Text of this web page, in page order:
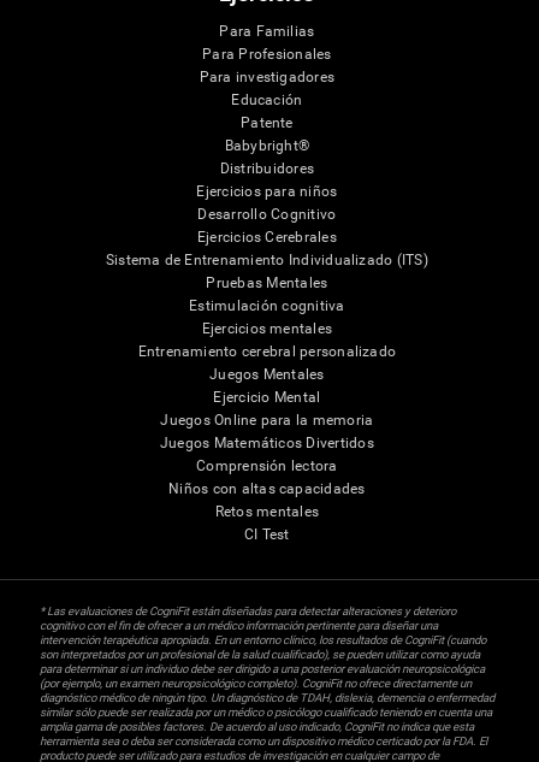
Para Familias
Para Profesionales
Para investigadores
Educación
Patente
Babybright®
Distribuidores
Ejercicios para niños
Desarrollo Cognitivo
Ejercicios Cerebrales
Sistema de Entrenamiento Individualizado (ITS)
Pruebas Mentales
Estimulación cognitiva
Ejercicios mentales
Entrenamiento cerebral personalizado
Juegos Mentales
Ejercicio Mental
Juegos Online para la memoria
Juegos Matemáticos Divertidos
Comprensión lectora
Niños con altas capacidades
Retos mentales
CI Test
* Las evaluaciones de CogniFit están diseñadas para detectar alteraciones y deterioro
cognitivo con el fin de ofrecer a un médico información pertinente para diseñar una
intervención terapéutica apropiada. En un entorno clínico, los resultados de CogniFit (cuando
son interpretados por un profesional de la salud cualificado), se pueden utilizar como ayuda
para determinar si un individuo debe ser dirigido a una posterior evaluación neuropsicológica
(por ejemplo, un examen neuropsicológico completo). CogniFit no ofrece directamente un
diagnóstico médico de ningún tipo. Un diagnóstico de TDAH, dislexia, demencia o enfermedad
similar sólo puede ser realizada por un médico o psicólogo cualificado teniendo en cuenta una
amplia gama de posibles factores. De acuerdo al uso indicado, CogniFit no indica que esta
herramienta sea o deba ser considerada como un dispositivo médico certicado por la FDA. El
producto puede ser utilizado para estudios de investigación en cualquier campo de